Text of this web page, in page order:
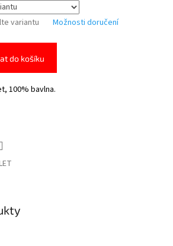
variantu Možnosti doručení
do košíku
100% bavlna.